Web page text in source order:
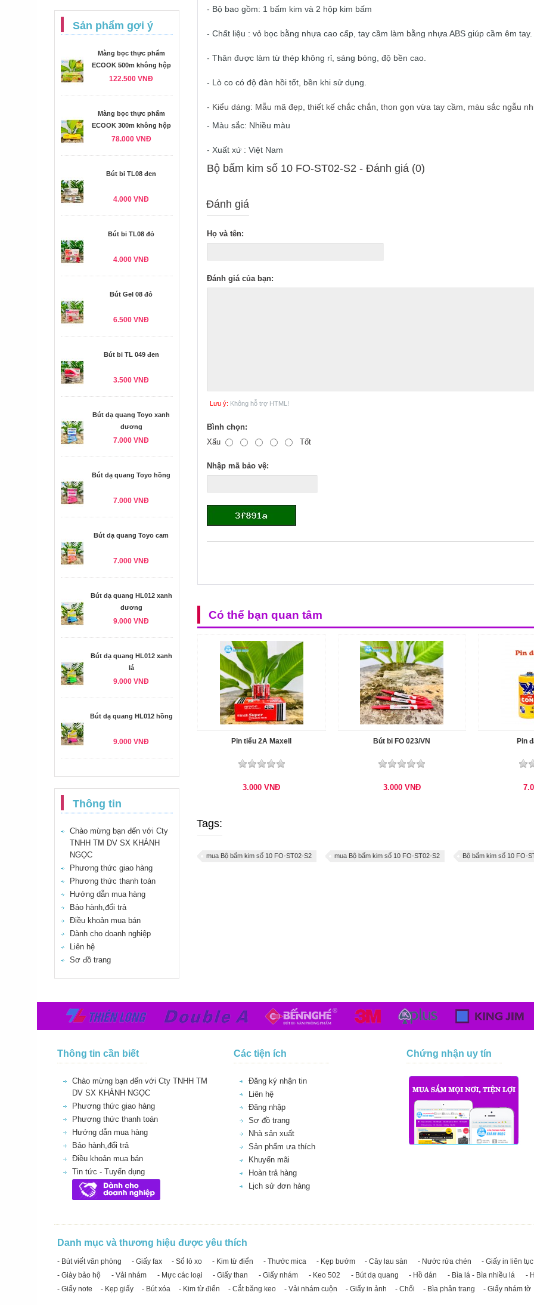
Sản phẩm gợi ý
Màng bọc thực phẩm
ECOOK 500m không hộp
122.500 VNĐ
Màng bọc thực phẩm
ECOOK 300m không hộp
78.000 VNĐ
Bút bi TL08 đen
4.000 VNĐ
Bút bi TL08 đỏ
4.000 VNĐ
Bút Gel 08 đỏ
6.500 VNĐ
Bút bi TL 049 đen
3.500 VNĐ
Bút dạ quang Toyo xanh
dương
7.000 VNĐ
Bút dạ quang Toyo hồng
7.000 VNĐ
Bút dạ quang Toyo cam
7.000 VNĐ
Bút dạ quang HL012 xanh
dương
9.000 VNĐ
Bút dạ quang HL012 xanh
lá
9.000 VNĐ
Bút dạ quang HL012 hồng
9.000 VNĐ
Thông tin
Chào mừng bạn đến với Cty
TNHH TM DV SX KHÁNH
NGỌC
Phương thức giao hàng
Phương thức thanh toán
Hướng dẫn mua hàng
Bảo hành,đổi trả
Điều khoản mua bán
Dành cho doanh nghiệp
Liên hệ
Sơ đồ trang
- Bộ bao gồm: 1 bấm kim và 2 hộp kim bấm
- Chất liệu : vỏ bọc bằng nhựa cao cấp, tay cầm làm bằng nhựa ABS giúp cầm êm tay.
- Thân được làm từ thép không rỉ, sáng bóng, độ bền cao.
- Lò co có độ đàn hồi tốt, bền khi sử dụng.
- Kiểu dáng: Mẫu mã đẹp, thiết kế chắc chắn, thon gọn vừa tay cầm, màu sắc ngẫu
- Màu sắc: Nhiều màu
- Xuất xứ : Việt Nam
Bộ bấm kim số 10 FO-ST02-S2 - Ðánh giá (0)
Đánh giá
Họ và tên:
Đánh giá của bạn:
Lưu ý: Không hỗ trợ HTML!
Bình chọn:
Xấu
Tốt
Nhập mã bảo vệ:
Có thể bạn quan tâm
Pin tiểu 2A Maxell
3.000VNĐ
Bút bi FO 023/VN
3.000 VNĐ
Pin
Tags:
mua Bộ bấm kim số 10 FO-ST02-S2 mua Bộ bấm kim số 10 FO-ST02-S2 Bộ bấm kim số 10 FO-
Thông tin cần biết
Chào mừng bạn đến với Cty TNHH TM
DV SX KHÁNH NGỌC
Phương thức giao hàng
Phương thức thanh toán
Hướng dẫn mua hàng
Bảo hành,đổi trả
Điều khoản mua bán
Tin tức - Tuyển dụng
Các tiện ích
Đăng ký nhận tin
Liên hệ
Đăng nhập
Sơ đồ trang
Nhà sản xuất
Sản phẩm ưa thích
Khuyến mãi
Hoàn trả hàng
Lịch sử đơn hàng
Chứng nhận uy tín
Danh mục và thương hiệu được yêu thích
- Bút viết văn phòng - Giấy fax - Sổ lò xo - Kim từ điển - Thước mica - Kẹp bướm - Cây lau sàn - Nước rửa chén
- Giấy in liên tục
- Giày bảo hộ
- Vải nhám - Mực các loại - Giấy than - Giấy nhám - Keo 502 - Bút dạ quang - Hồ dán - Bìa lá - Bìa nhiều lá
-
- Giấy note
- Kẹp giấy - Bút xóa - Kim từ điển - Cắt băng keo - Vải nhám cuộn - Giấy in ảnh - Chổi - Bìa phân trang - Giấy nhám tờ